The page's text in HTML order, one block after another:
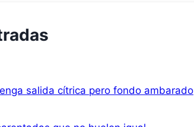
salida cítrica pero fondo ambarado